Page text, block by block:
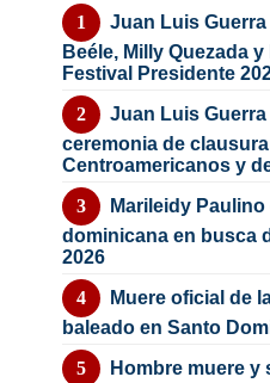
Juan Luis Guerra
Beéle, Milly Quezada
Festival Presidente
Juan Luis
ceremonia de
Centroamericanos y
Marileidy
dominicana en busca
2026
Muere oficial de
baleado en Santo
Hombre muere y